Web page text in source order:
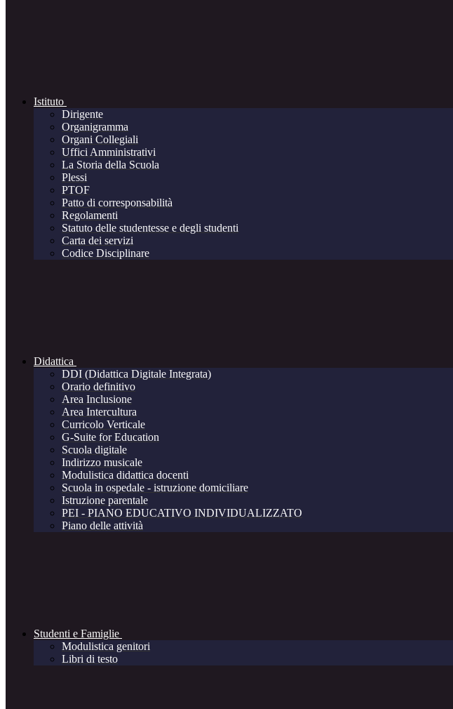
Istituto
Dirigente
Organigramma
Organi Collegiali
Uffici Amministrativi
La Storia della Scuola
Plessi
PTOF
Patto di corresponsabilità
Regolamenti
Statuto delle studentesse e degli studenti
Carta dei servizi
Codice Disciplinare
Didattica
DDI (Didattica Digitale Integrata)
Orario definitivo
Area Inclusione
Area Intercultura
Curricolo Verticale
G-Suite for Education
Scuola digitale
Indirizzo musicale
Modulistica didattica docenti
Scuola in ospedale - istruzione domiciliare
Istruzione parentale
PEI - PIANO EDUCATIVO INDIVIDUALIZZATO
Piano delle attività
Studenti e Famiglie
Modulistica genitori
Libri di testo